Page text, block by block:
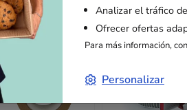
Analizar el tráfico
Ofrecer ofertas
Para más información,
Personalizar